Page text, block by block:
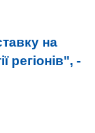
на
регіонів", -